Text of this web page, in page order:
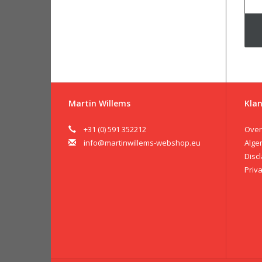
Martin Willems
+31 (0) 591 352212
info@martinwillems-webshop.eu